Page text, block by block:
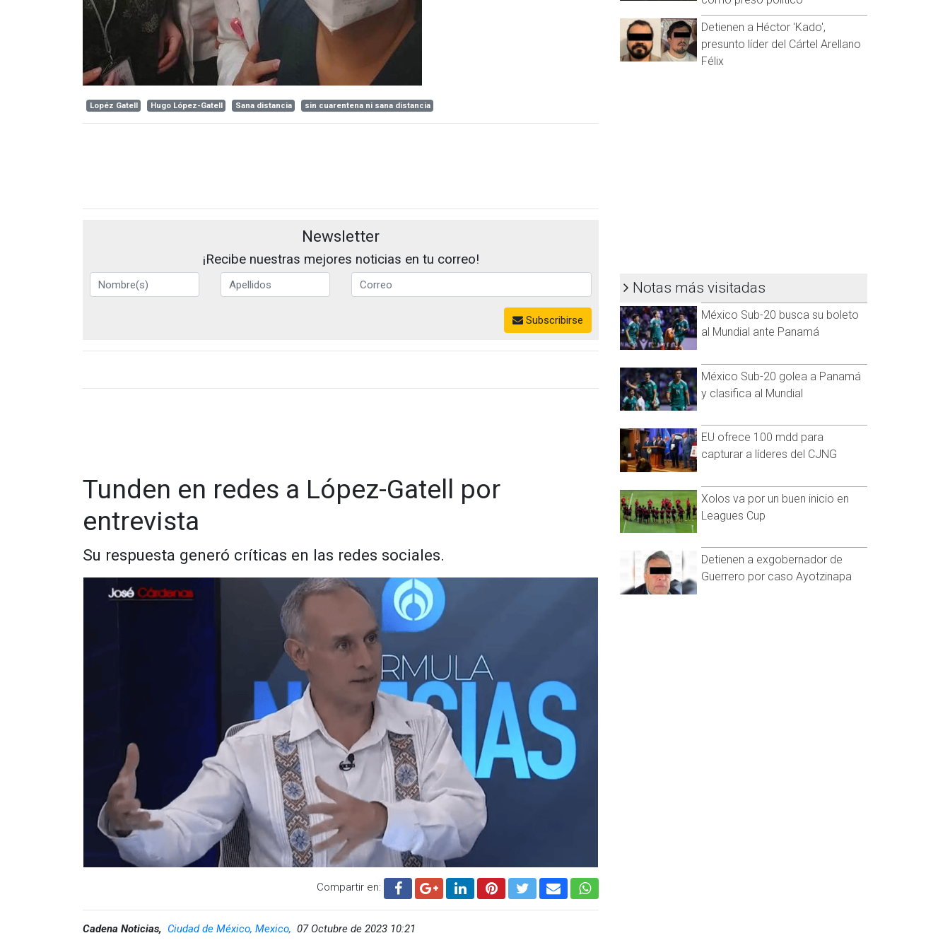
Lopéz Gatell Hugo López-Gatell Sana distancia sin cuarentena ni sana distancia
Newsletter
¡Recibe nuestras mejores noticias en tu correo!
Subscribirse
Tunden en redes a López-Gatell por
entrevista
Su respuesta generó críticas en las redes sociales.
Compartir en:
Cadena Noticias, Ciudad de México, Mexico, 07 Octubre de 2023 10:21
Detienen a Héctor 'Kado',
presunto líder del Cártel Arellano
Félix
Notas más visitadas
México Sub-20 busca su boleto
al Mundial ante Panamá
México Sub-20 golea a Panamá
y clasifica al Mundial
EU ofrece 100 mdd para
capturar a líderes del CJNG
Xolos va por un buen inicio en
Leagues Cup
Detienen a exgobernador de
Guerrero por caso Ayotzinapa